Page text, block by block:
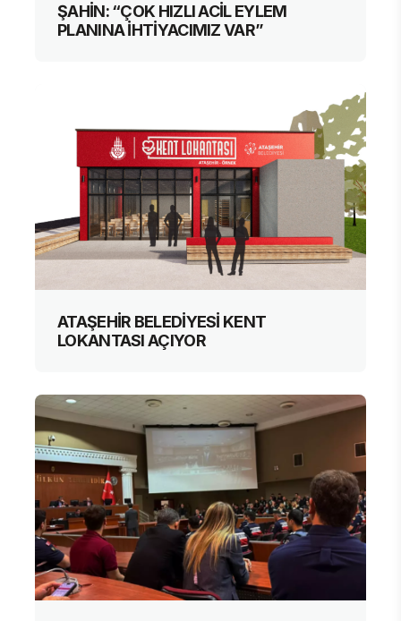
ŞAHİN: “ÇOK HIZLI ACİL EYLEM
PLANINA İHTİYACIMIZ VAR”
ATAŞEHİR BELEDİYESİ KENT
LOKANTASI AÇIYOR